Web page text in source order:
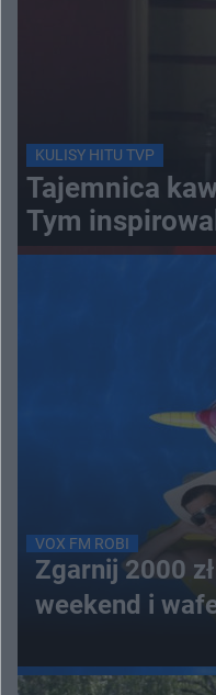
KULISY HITU TVP
Tajemnica
Tym
VOX FM ROBI
Zgarnij 2000
weekend i